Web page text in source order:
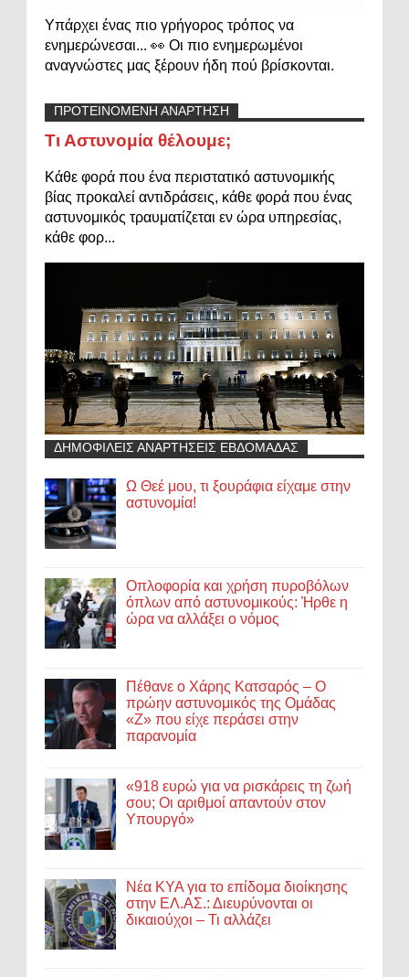
Υπάρχει ένας πιο γρήγορος τρόπος να
ενημερώνεσαι... 👀 Οι πιο ενημερωμένοι
αναγνώστες μας ξέρουν ήδη πού βρίσκονται.
ΠΡΟΤΕΙΝΟΜΕΝΗ ΑΝΑΡΤΗΣΗ
Τι Αστυνομία θέλουμε;
Κάθε φορά που ένα περιστατικό αστυνομικής
βίας προκαλεί αντιδράσεις, κάθε φορά που ένας
αστυνομικός τραυματίζεται εν ώρα υπηρεσίας,
κάθε φορ...
ΔΗΜΟΦΙΛΕΙΣ ΑΝΑΡΤΗΣΕΙΣ ΕΒΔΟΜΑΔΑΣ
Ω Θεέ μου, τι ξουράφια είχαμε στην
αστυνομία!
Οπλοφορία και χρήση πυροβόλων
όπλων από αστυνομικούς: Ήρθε η
ώρα να αλλάξει ο νόμος
Πέθανε ο Χάρης Κατσαρός – Ο
πρώην αστυνομικός της Ομάδας
«Ζ» που είχε περάσει στην
παρανομία
«918 ευρώ για να ρισκάρεις τη ζωή
σου; Οι αριθμοί απαντούν στον
Υπουργό»
Νέα ΚΥΑ για το επίδομα διοίκησης
στην ΕΛ.ΑΣ.: Διευρύνονται οι
δικαιούχοι – Τι αλλάζει